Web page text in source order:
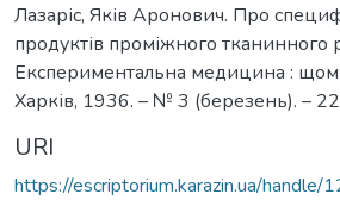
Лазаріс, Яків Аронович. Про
продуктів проміжного тканинного
Експериментальна медицина :
Харків, 1936. – № 3 (березень). –
URI
https://escriptorium.karazin.ua/